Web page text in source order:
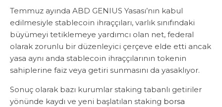
Temmuz ayında ABD GENIUS Yasası’nın kabul
edilmesiyle stablecoin ihraççıları, varlık sınıfındaki
büyümeyi tetiklemeye yardımcı olan net, federal
olarak zorunlu bir düzenleyici çerçeve elde etti ancak
yasa aynı anda stablecoin ihraççılarının tokenin
sahiplerine faiz veya getiri sunmasını da yasaklıyor.
Sonuç olarak bazı kurumlar staking tabanlı getiriler
yönünde kaydı ve yeni başlatılan staking borsa